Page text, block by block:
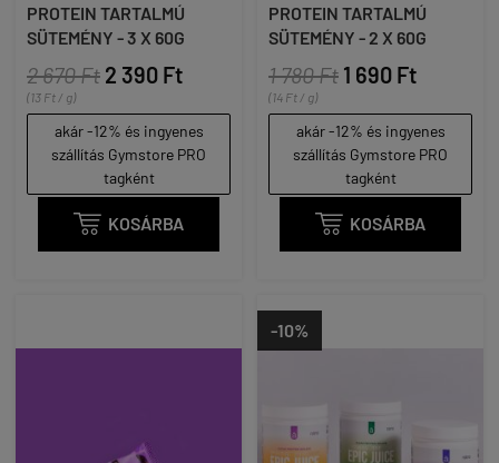
PROTEIN TARTALMÚ
SÜTEMÉNY - 3 X 60G
2 670 Ft 2 390 Ft
(13 Ft / g)
akár -12% és ingyenes
szállítás Gymstore PRO
tagként
 KOSÁRBA
PROTEIN TARTALMÚ
SÜTEMÉNY - 2 X 60G
1 780 Ft 1 690 Ft
(14 Ft / g)
akár -12% és ingyenes
szállítás Gymstore PRO
tagként
 KOSÁRBA
-10%